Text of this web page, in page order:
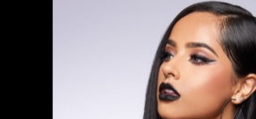
Home
Cover Story
Publicidad
Contacto
Cover Story
BECKY G,
mujer